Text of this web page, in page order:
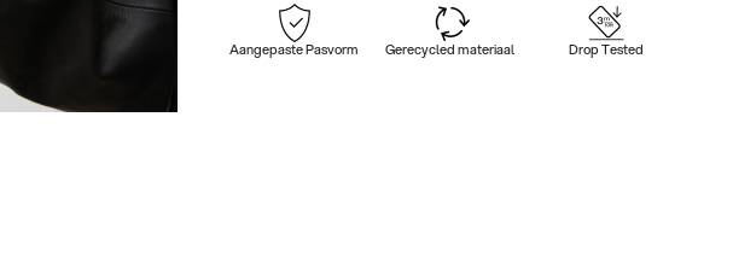
Aangepaste Pasvorm Gerecycled materiaal Drop Tested